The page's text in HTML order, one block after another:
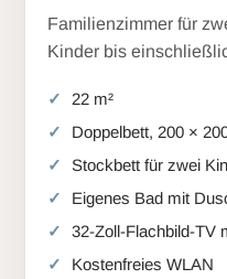
Familienzimmer für
Kinder bis
22 m²
Doppelbett, 200 ×
Stockbett für zwei
Eigenes Bad mit
32-Zoll-Flachbild-TV
Kostenfreies WLAN